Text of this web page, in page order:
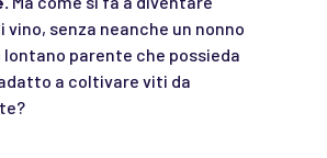
senza neanche un nonno
lontano parente che possieda
a coltivare viti da